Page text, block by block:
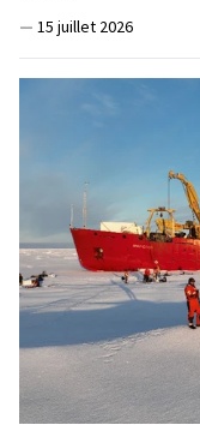
— 15 juillet 2026